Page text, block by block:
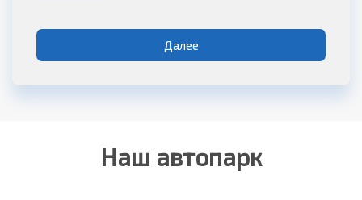
Далее
Наш автопарк